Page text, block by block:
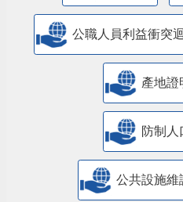
公職人員利益衝突
產地證
防制人
公共設施維